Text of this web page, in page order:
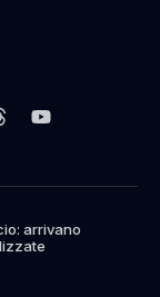
arrivano